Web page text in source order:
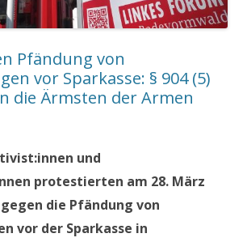
Pfändung von
vor Sparkasse: § 904 (5)
die Ärmsten der Armen
und
protestierten am 28. März
gegen die Pfändung von
vor der Sparkasse in